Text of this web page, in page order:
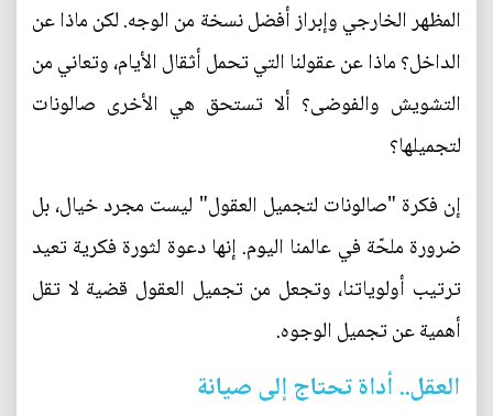
المظهر الخارجي وإبراز أفضل نسخة من الوجه. لكن ماذا عن
الداخل؟ ماذا عن عقولنا التي تحمل أثقال الأيام، وتعاني من
التشويش والفوضى؟ ألا تستحق هي الأخرى صالونات
لتجميلها؟
إن فكرة "صالونات لتجميل العقول" ليست مجرد خيال، بل
ضرورة ملحّة في عالمنا اليوم. إنها دعوة لثورة فكرية تعيد
ترتيب أولوياتنا، وتجعل من تجميل العقول قضية لا تقل
أهمية عن تجميل الوجوه.
العقل.. أداة تحتاج إلى صيانة